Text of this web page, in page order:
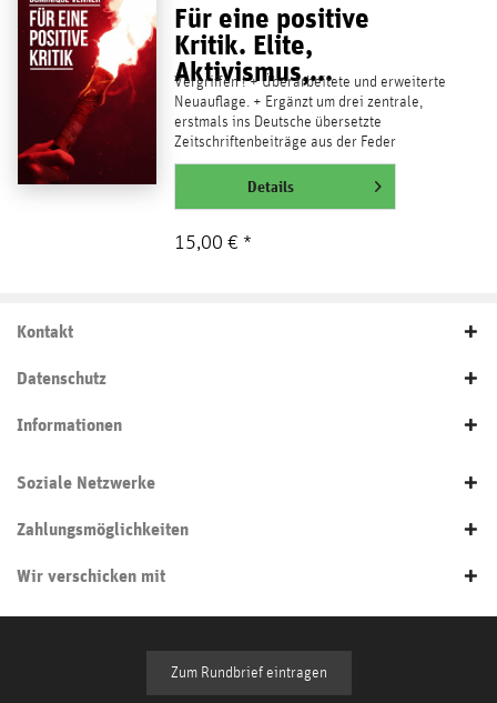
Für eine positive
Kritik. Elite,
Aktivismus,...
Vergriffen ! + Überarbeitete und erweiterte
Neuauflage. + Ergänzt um drei zentrale,
erstmals ins Deutsche übersetzte
Zeitschriftenbeiträge aus der Feder
Dominique Venners! +...
weiterlesenDetails
15,00 € *
Kontakt
Datenschutz
Informationen
Soziale Netzwerke
Zahlungsmöglichkeiten
Wir verschicken mit
Zum Rundbrief eintragen